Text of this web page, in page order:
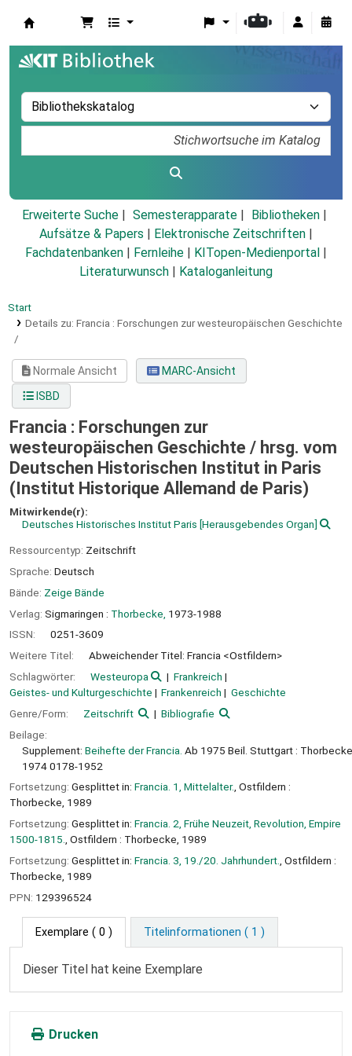
Erweiterte Suche Semesterapparate
Bibliotheken
Aufsätze & Papers
Elektronische Zeitschriften
Fachdatenbanken
Fernleihe KITopen-Medienportal
Literaturwunsch
Kataloganleitung
Start
Details zu: Francia : Forschungen zur westeuropäischen Geschichte
/
Normale Ansicht
MARC-Ansicht
ISBD
Francia : Forschungen zur
westeuropäischen Geschichte / hrsg. vom
Deutschen Historischen Institut in Paris
(Institut Historique Allemand de Paris)
Mitwirkende(r):
Deutsches Historisches Institut Paris [Herausgebendes Organ]
Ressourcentyp: Zeitschrift
Sprache: Deutsch
Bände: Zeige Bände
Verlag: Sigmaringen : Thorbecke, 1973-1988
ISSN:
0251-3609
Weitere Titel:
Abweichender Titel: Francia <Ostfildern>
Schlagwörter:
Westeuropa
Frankreich
Geistes- und Kulturgeschichte
Frankenreich
Geschichte
Genre/Form:
Zeitschrift
Bibliografie
Beilage:
Supplement: Beihefte der Francia. Ab 1975 Beil. Stuttgart :
1974 0178-1952
Fortsetzung: Gesplittet in: Francia. 1, Mittelalter., Ostfildern :
Thorbecke, 1989
Fortsetzung: Gesplittet in: Francia. 2, Frühe Neuzeit, Revolution, Empire
1500-1815.
, Ostfildern : Thorbecke, 1989
Fortsetzung: Gesplittet in: Francia. 3, 19./20. Jahrhundert. , Ostfildern :
Thorbecke, 1989
PPN: 129396524
Exemplare ( 0 ) Titelinformationen ( 1 )
Dieser Titel hat keine Exemplare
Drucken